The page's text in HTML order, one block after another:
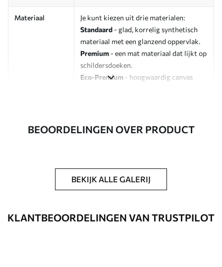
Materiaal
Je kunt kiezen uit drie materialen:
Standaard - glad, korrelig synthetisch
materiaal met een glanzend oppervlak.
Premium - een mat materiaal dat lijkt op
schildersdoeken.
Eco-Premium - hoogwaardig canvas
Artikelnummer s44266
Beschikbare materialen
Standaard
BEOORDELINGEN OVER PRODUCT
BEKIJK ALLE GALERIJ
KLANTBEOORDELINGEN VAN TRUSTPILOT